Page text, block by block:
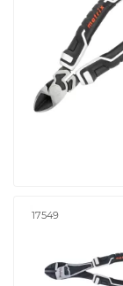
17549